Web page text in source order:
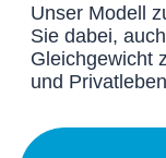
Unser Modell
Sie dabei,
Gleichgewicht
und